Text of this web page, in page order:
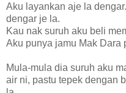
Aku layankan aje la
dengar je la.
Kau nak suruh aku beli
Aku punya jamu Mak Dara
Mula-mula dia suruh aku
air ni, pastu tepek dengan